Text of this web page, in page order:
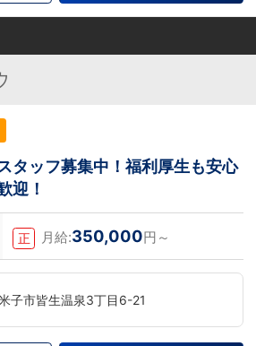
タッフ募集中！福利厚生も安心
迎！
正 月給:350,000円～
子市皆生温泉3丁目6-21